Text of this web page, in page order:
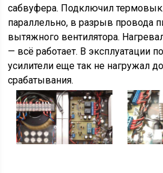
сабвуфера. Подключил
параллельно, в разрыв провода
вытяжного вентилятора.
— всё работает. В эксплуатации
усилители еще так не нагружал
срабатывания.